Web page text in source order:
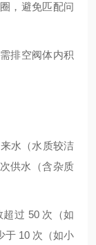
，避免匹配问
排空阀体内积
水（水质较洁
供水（含杂质
超过 50 次（如
于 10 次（如小